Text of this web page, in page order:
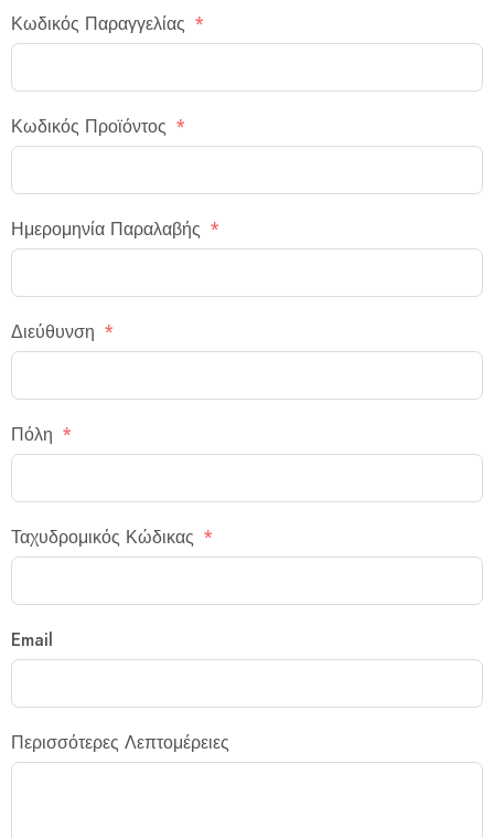
Κωδικός Παραγγελίας
Κωδικός Προϊόντος
Ημερομηνία Παραλαβής
Διεύθυνση
Πόλη
Ταχυδρομικός Κώδικας
Email
Περισσότερες Λεπτομέρειες